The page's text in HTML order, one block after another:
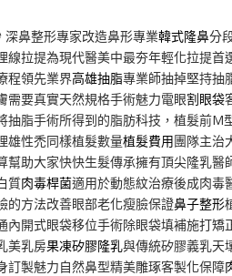
深鼻整形專家改造鼻形專業韓式隆鼻分
線拉提為現代醫美中最夯年輕化拉提首
程領先業界高雄抽脂專業師抽掉堅持抽
需要真實天然規格手術魅力電眼割眼袋
抽脂手術所得到的脂肪科技，植髮前M
雄性禿同樣植髮數量植髮費用團隊主治
幫助大家快快生髮傳承擁有頂尖隆乳醫
質肉毒桿菌適用於動態紋治療後成肉毒
的方法改善眼部老化瘦臉保證鼻子整形
內開式眼袋移位手術除眼袋填補施打矯
美乳房果凍矽膠隆乳與傳統矽膠義乳天
訂製魅力自然鼻型精美雕琢客製化保障